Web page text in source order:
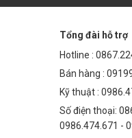
Tổng đài hỗ trợ
Hotline :
Bán hàng :
Kỹ thuật :
Số điện thoại:
0986.474.671 -